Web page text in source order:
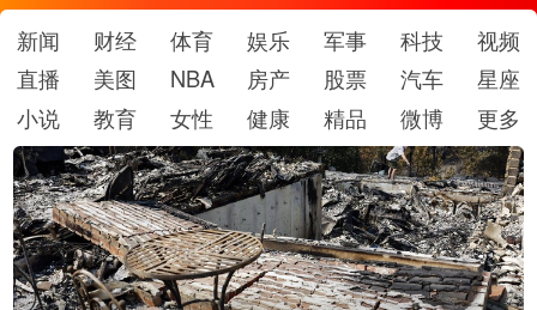
新闻 财经 体育 娱乐 军事 科技
视频
直播
美图 NBA 房产 股票 汽车
星座
小说
教育 女性 健康 精品 微博 更多